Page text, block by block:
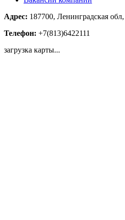
Адрес: 187700, Ленинградская
Телефон: +7(813)6422111
загрузка карты...